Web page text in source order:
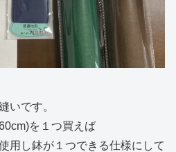
いです。
を１つ買えば
用し鉢が１つできる仕様にして